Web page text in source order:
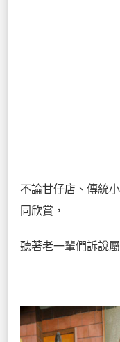
不論甘仔店、傳統
同欣賞，
聽著老一輩們訴說